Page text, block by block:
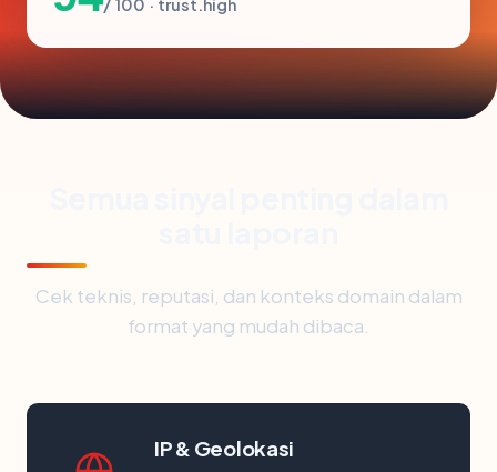
/ 100 · trust.high
Cek teknis, reputasi, dan konteks domain dalam
format yang mudah dibaca.
IP & Geolokasi